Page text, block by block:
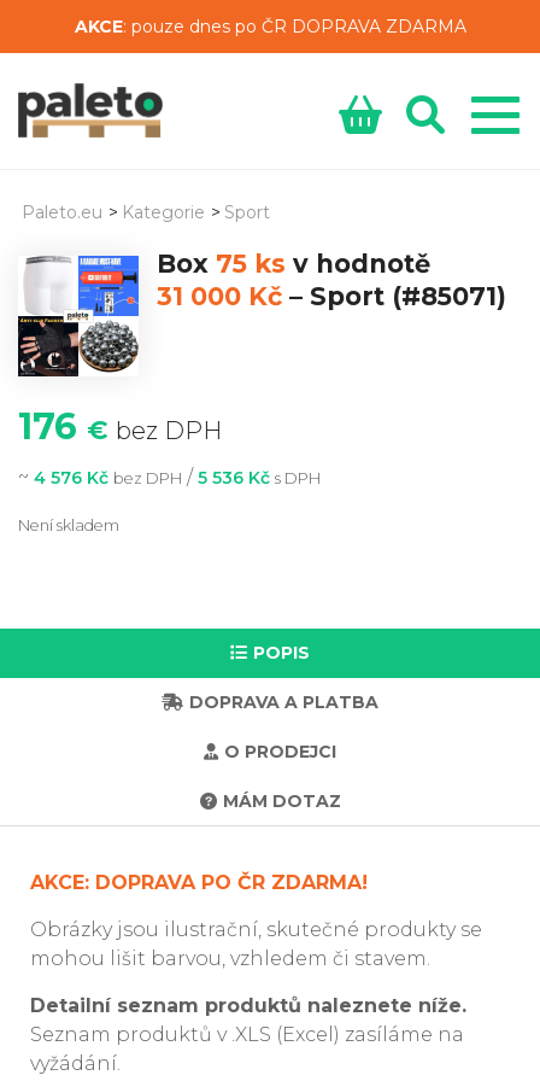
AKCE: pouze dnes po ČR DOPRAVA ZDARMA
Paleto.eu > Kategorie > Sport
Box 75 ks v hodnotě
31 000 Kč – Sport (#85071)
176 € bez DPH
~ 4 576 Kč bez DPH / 5 536 Kč s DPH
Není skladem
POPIS
DOPRAVA A PLATBA
O PRODEJCI
MÁM DOTAZ
AKCE: DOPRAVA PO ČR ZDARMA!
Obrázky jsou ilustrační, skutečné produkty se
mohou lišit barvou, vzhledem či stavem.
Detailní seznam produktů naleznete níže.
Seznam produktů v .XLS (Excel) zasíláme na
vyžádání.